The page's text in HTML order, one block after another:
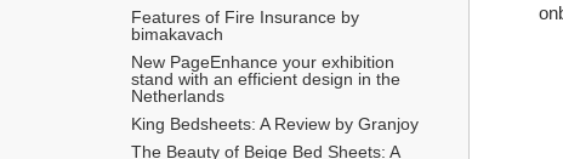
Features of Fire Insurance by
bimakavach
New PageEnhance your exhibition
stand with an efficient design in the
Netherlands
King Bedsheets: A Review by Granjoy
The Beauty of Beige Bed Sheets: A